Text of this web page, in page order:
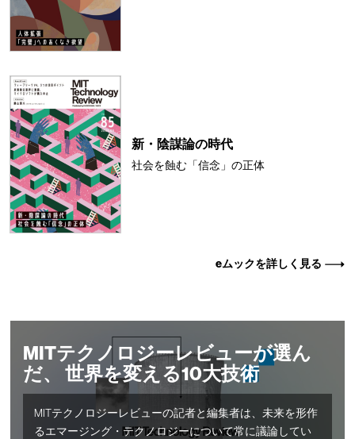
新・陰謀論の時代
社会を蝕む「信念」の正体
eムックを詳しく見る
MITテクノロジーレビューが選ん
だ、 世界を変える10大技術
MITテクノロジーレビューの記者と編集者は、未来を形作
るエマージング・テクノロジーについて常に議論してい